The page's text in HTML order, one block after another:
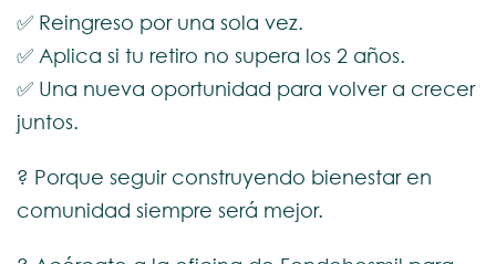
✅ Reingreso por una sola vez.
✅ Aplica si tu retiro no supera los 2 años.
✅ Una nueva oportunidad para volver a crecer
juntos.
? Porque seguir construyendo bienestar en
comunidad siempre será mejor.